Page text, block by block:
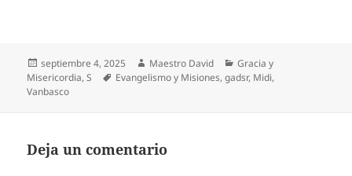
Publicado
el
septiembre 4, 2025 Autor
Maestro David Categorías
Gracia y
Misericordia,S Etiquetas
Evangelismo y Misiones,gadsr, Midi,
Vanbasco
Deja un comentario